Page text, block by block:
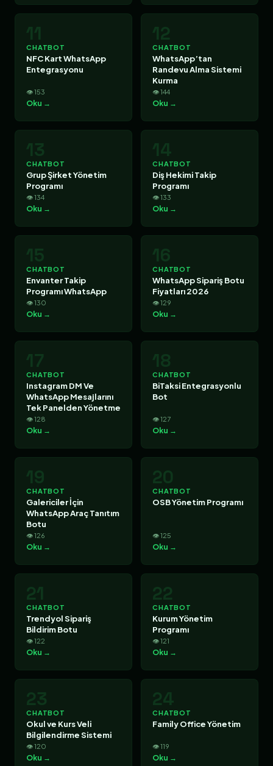
11
CHATBOT
NFC Kart WhatsApp
Entegrasyonu
👁 153
Oku →
12
CHATBOT
WhatsApp’tan
Randevu Alma Sistemi
Kurma
👁 144
Oku →
13
CHATBOT
Grup Şirket Yönetim
Programı
👁 134
Oku →
14
CHATBOT
Diş Hekimi Takip
Programı
👁 133
Oku →
15
CHATBOT
Envanter Takip
Programı WhatsApp
👁 130
Oku →
16
CHATBOT
WhatsApp Sipariş Botu
Fiyatları 2026
👁 129
Oku →
17
CHATBOT
Instagram DM Ve
WhatsApp Mesajlarını
Tek Panelden Yönetme
👁 128
Oku →
18
CHATBOT
BiTaksi Entegrasyonlu
Bot
👁 127
Oku →
19
CHATBOT
Galericiler İçin
WhatsApp Araç Tanıtım
Botu
👁 126
Oku →
20
CHATBOT
OSB Yönetim Programı
👁 125
Oku →
21
CHATBOT
Trendyol Sipariş
Bildirim Botu
👁 122
Oku →
22
CHATBOT
Kurum Yönetim
Programı
👁 121
Oku →
23
CHATBOT
Okul ve Kurs Veli
Bilgilendirme Sistemi
👁 120
Oku →
24
CHATBOT
Family Office Yönetim
👁 119
Oku →